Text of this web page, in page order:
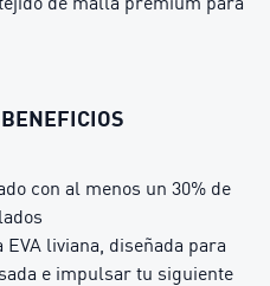
con al menos un 30% de
EVA liviana, diseñada para
e impulsar tu siguiente